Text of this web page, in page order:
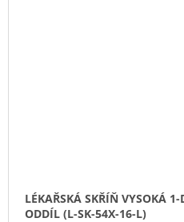
LÉKAŘSKÁ SKŘÍŇ VYSOKÁ
ODDÍL (L-SK-54X-16-L)